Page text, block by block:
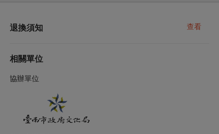
退換須知 查看
相關單位
協辦單位